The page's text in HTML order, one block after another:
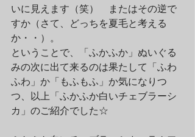
いに見えます（笑）　またはその逆で
すか（さて、どっちを夏毛と考える
か・・）。
ということで、「ふかふか」ぬいぐる
みの次に出て来るのは果たして「ふわ
ふわ」か「もふもふ」か気になりつ
つ、以上「ふかふか白いチェブラーシ
カ」のご紹介でした☆